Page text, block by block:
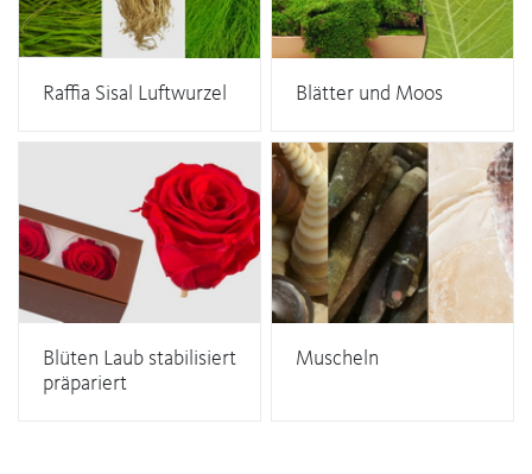
Raffia Sisal Luftwurzel Blätter und Moos
Blüten Laub stabilisiert
präpariert
Muscheln